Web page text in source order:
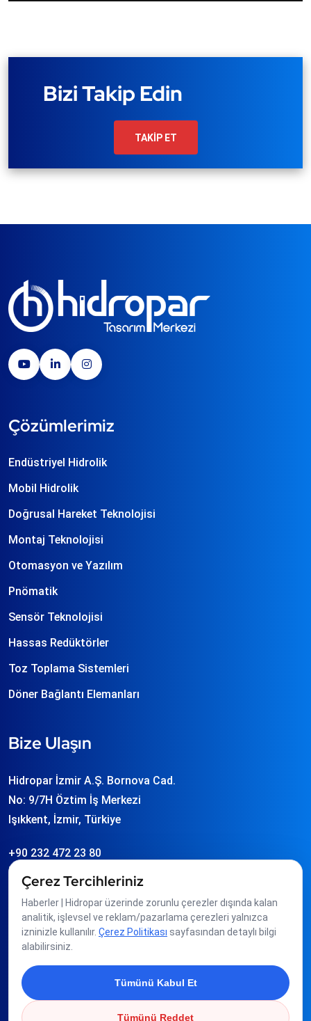
Bizi Takip Edin
TAKİP ET
Çözümlerimiz
Endüstriyel Hidrolik
Mobil Hidrolik
Doğrusal Hareket Teknolojisi
Montaj Teknolojisi
Otomasyon ve Yazılım
Pnömatik
Sensör Teknolojisi
Hassas Redüktörler
Toz Toplama Sistemleri
Döner Bağlantı Elemanları
Bize Ulaşın
Hidropar İzmir A.Ş. Bornova Cad.
No: 9/7H Öztim İş Merkezi
Işıkkent, İzmir, Türkiye
+90 232 472 23 80
info
Üyeliklerimiz
Çerez Tercihleriniz
Haberler | Hidropar üzerinde zorunlu çerezler dışında kalan
analitik, işlevsel ve reklam/pazarlama çerezleri yalnızca
izninizle kullanılır. Çerez Politikası sayfasından detaylı bilgi
alabilirsiniz.
Tümünü Kabul Et
Tümünü Reddet